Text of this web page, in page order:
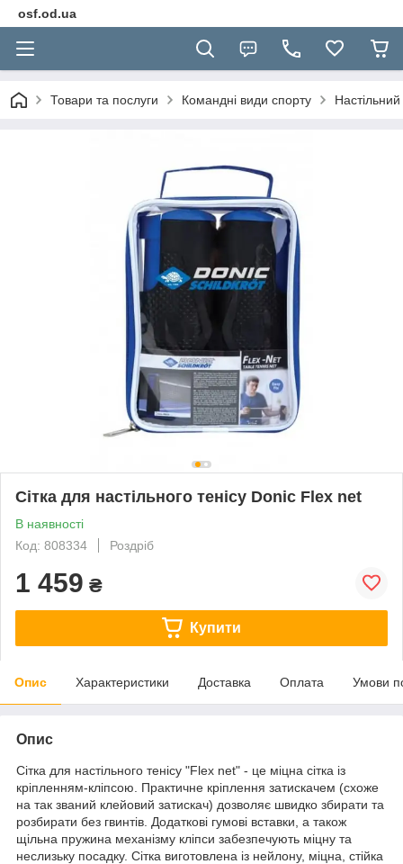
osf.od.ua
Товари та послуги Командні види спорту Настільний
Сітка для настільного тенісу Donic Flex net
В наявності
Код: 808334
Роздріб
1 459 ₴
Купити
Опис Характеристики Доставка Оплата Умови
Опис
Сітка для настільного тенісу "Flex net" - це міцна сітка із
кріпленням-кліпсою. Практичне кріплення затискачем (схоже
на так званий клейовий затискач) дозволяє швидко збирати та
розбирати без гвинтів. Додаткові гумові вставки, а також
щільна пружина механізму кліпси забезпечують міцну та
неслизьку посадку. Сітка виготовлена ​​із нейлону, міцна, стійка